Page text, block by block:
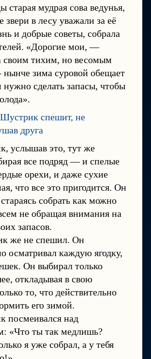
старая мудрая сова ведунья,
звери в лесу уважали за её
и добрые советы, собрала
«Дорогие мои, —
своим тихим, но весомым
зима суровой обещает
сделать запасы, чтобы
услышав это, тут же
все подряд — и спелые
орехи, и даже сухие
что все это пригодится. Он
собрать как можно
не обращая внимания на
запасов.
же не спешил. Он
осматривал каждую ягодку,
Он выбирал только
откладывая в свою
то, что действительно
его зимой.
посмеивался над
«Что ты так медлишь?
я уже собрал, а у тебя